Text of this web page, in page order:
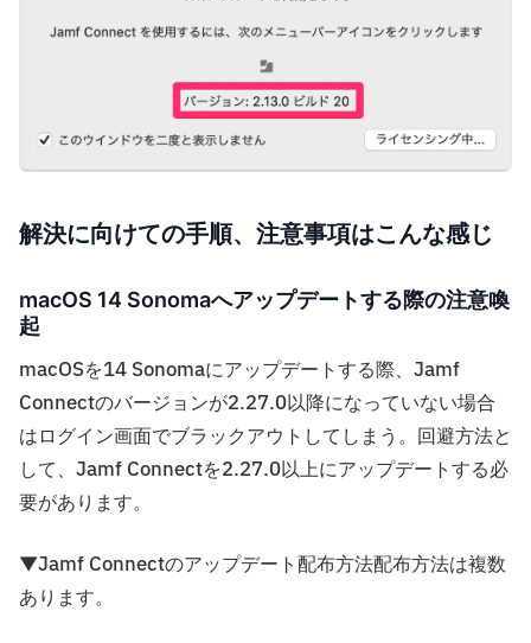
解決に向けての手順、注意事項はこんな感じ
macOS 14 Sonomaへアップデートする際の注意喚
起
macOSを14 Sonomaにアップデートする際、Jamf
Connectのバージョンが2.27.0以降になっていない場合
はログイン画面でブラックアウトしてしまう。回避方法と
して、Jamf Connectを2.27.0以上にアップデートする必
要があります。
▼Jamf Connectのアップデート配布方法配布方法は複数
あります。